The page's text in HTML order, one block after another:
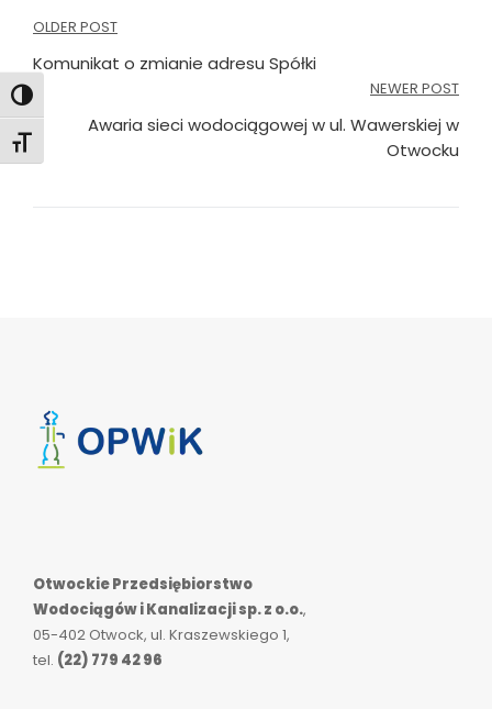
Toggle High Contrast
Toggle Font size
Nawigacja
wpisu
OLDER POST
Komunikat o zmianie adresu Spółki
NEWER POST
Awaria sieci wodociągowej w ul. Wawerskiej w
Otwocku
Otwockie Przedsiębiorstwo
Wodociągów i Kanalizacji sp. z o.o.,
05-402 Otwock, ul. Kraszewskiego 1,
tel. (22) 779 42 96